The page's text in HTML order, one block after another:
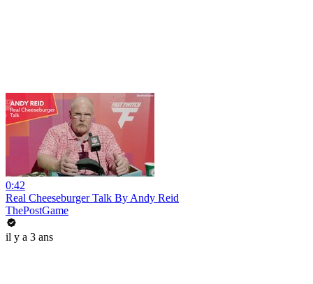
0:42
Real Cheeseburger Talk By Andy Reid
ThePostGame
il y a 3 ans